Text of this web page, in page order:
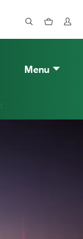
Menu